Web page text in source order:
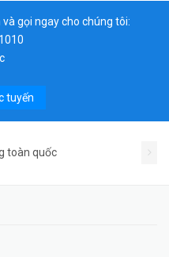
gọi ngay cho chúng tôi:
tuyến
toàn quốc